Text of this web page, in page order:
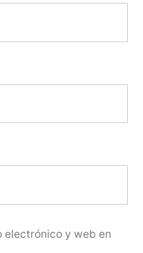
electrónico y web en